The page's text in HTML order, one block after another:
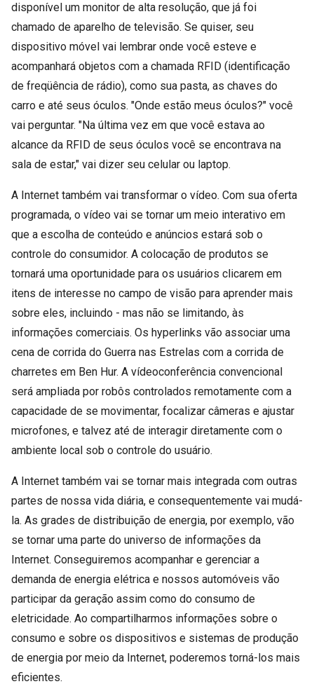
disponível um monitor de alta resolução, que já foi
chamado de aparelho de televisão. Se quiser, seu
dispositivo móvel vai lembrar onde você esteve e
acompanhará objetos com a chamada RFID (identificação
de freqüência de rádio), como sua pasta, as chaves do
carro e até seus óculos. "Onde estão meus óculos?" você
vai perguntar. "Na última vez em que você estava ao
alcance da RFID de seus óculos você se encontrava na
sala de estar," vai dizer seu celular ou laptop.
A Internet também vai transformar o vídeo. Com sua oferta
programada, o vídeo vai se tornar um meio interativo em
que a escolha de conteúdo e anúncios estará sob o
controle do consumidor. A colocação de produtos se
tornará uma oportunidade para os usuários clicarem em
itens de interesse no campo de visão para aprender mais
sobre eles, incluindo - mas não se limitando, às
informações comerciais. Os hyperlinks vão associar uma
cena de corrida do Guerra nas Estrelas com a corrida de
charretes em Ben Hur. A vídeoconferência convencional
será ampliada por robôs controlados remotamente com a
capacidade de se movimentar, focalizar câmeras e ajustar
microfones, e talvez até de interagir diretamente com o
ambiente local sob o controle do usuário.
A Internet também vai se tornar mais integrada com outras
partes de nossa vida diária, e consequentemente vai mudá-
la. As grades de distribuição de energia, por exemplo, vão
se tornar uma parte do universo de informações da
Internet. Conseguiremos acompanhar e gerenciar a
demanda de energia elétrica e nossos automóveis vão
participar da geração assim como do consumo de
eletricidade. Ao compartilharmos informações sobre o
consumo e sobre os dispositivos e sistemas de produção
de energia por meio da Internet, poderemos torná-los mais
eficientes.